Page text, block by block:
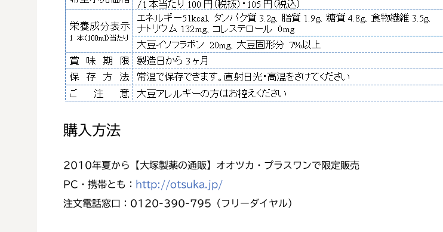
購入方法
2010年夏から【大塚製薬の通販】オオツカ・プラスワンで限定販売
PC・携帯とも：
http://otsuka.jp/
注文電話窓口：0120-390-795（フリーダイヤル）